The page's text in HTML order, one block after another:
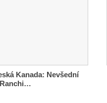
Kanada: Nevšední